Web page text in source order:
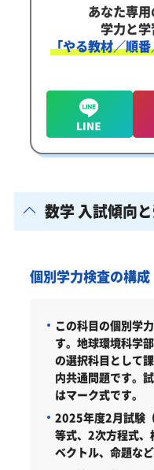
あなた専
学力と
「やる教材／順
数学 入試傾向
個別学力検査の構成
この科目の個別学
す。地球環境科学
の選択科目として
内共通問題です。
はマーク式です。
2025年度2月試験
等式、2次方程式、
ベクトル、命題な